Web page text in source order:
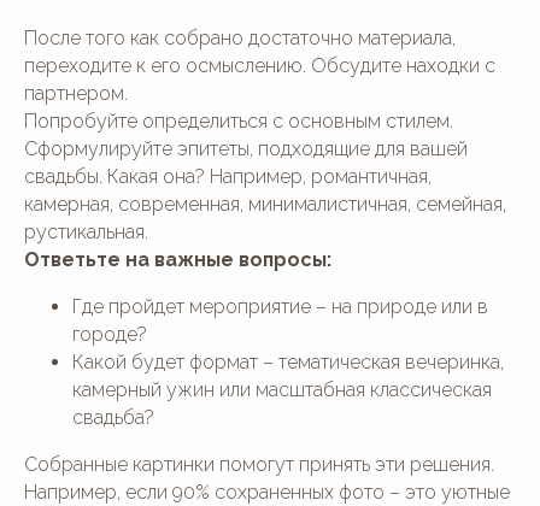
После того как собрано достаточно материала,
переходите к его осмыслению. Обсудите находки с
партнером.
Попробуйте определиться с основным стилем.
Сформулируйте эпитеты, подходящие для вашей
свадьбы. Какая она? Например, романтичная,
камерная, современная, минималистичная, семейная,
рустикальная.
Ответьте на важные вопросы:
Где пройдет мероприятие – на природе или в
городе?
Какой будет формат – тематическая вечеринка,
камерный ужин или масштабная классическая
свадьба?
Собранные картинки помогут принять эти решения.
Например, если 90% сохраненных фото – это уютные